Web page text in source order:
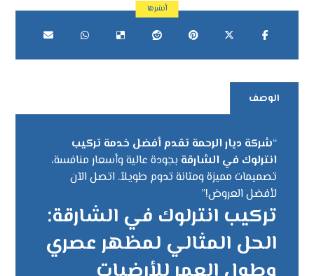
الوصف
“شركة ديار الرحمة تقدم أفضل خدمة تركيب
انترلوك في الشارقة بجودة عالية وأسعار منافسة،
تصميمات مميزة ومتانة تدوم طويلاً. اتصل الآن
لأفضل العروض!”
تركيب انترلوك في الشارقة:
الحل المثالي لمظهر عصري